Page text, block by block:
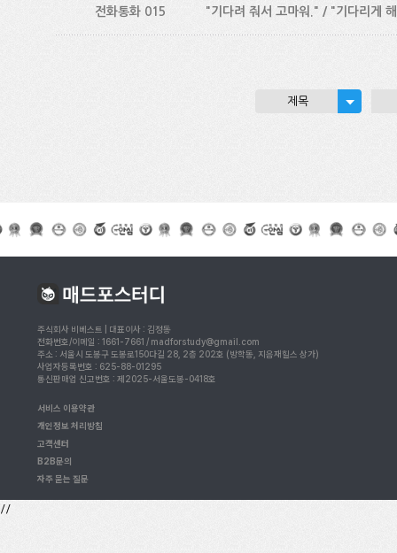
전화통화 015 "기다려 줘서 고마워." / "기다리게
제목
주식회사 비베스트 | 대표이사 : 김정동
전화번호/이메일 : 1661-7661 / madforstudy@gmail.com
주소 : 서울시 도봉구 도봉로150다길 28, 2층 202호 (방학동, 지음재힐스 상가)
사업자등록번호 : 625-88-01295
통신판매업 신고번호 : 제2025-서울도봉-0418호
서비스 이용약관
개인정보 처리방침
고객센터
B2B문의
자주 묻는 질문
//